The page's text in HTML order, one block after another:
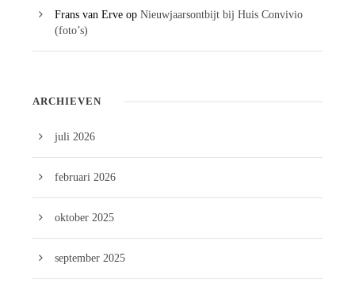
Frans van Erve op Nieuwjaarsontbijt bij Huis Convivio
(foto’s)
ARCHIEVEN
juli 2026
februari 2026
oktober 2025
september 2025